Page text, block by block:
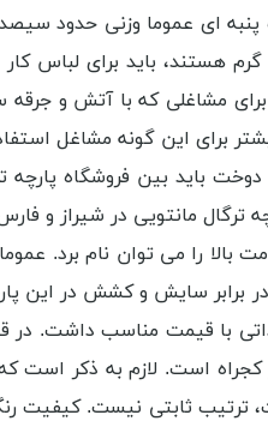
پنبه ای عموما وزنی حدود
هستند، باید برای لباس
مشاغلی که با آتش و جرقه
بیشتر برای این گونه
باید بین فروشگاه
ترگال مانتویی در شیراز و
را می توان نام برد.
برابر سایش و کشش در این
با قیمت مناسب داشت. در
کجراه است. لازم به ذکر است
ثابتی نیست. کیفیت